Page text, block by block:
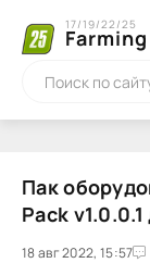
17/19/22/25
Пак
Pack
18 авг 2022, 15:57
1 2 3 4 5